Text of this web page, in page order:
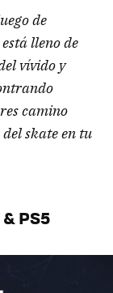
de
lleno de
vívido y
camino
skate en tu
PS5